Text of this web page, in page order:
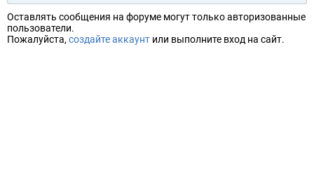
Оставлять сообщения на форуме могут только авторизованные
пользователи.
Пожалуйста, создайте аккаунт или выполните вход на сайт.